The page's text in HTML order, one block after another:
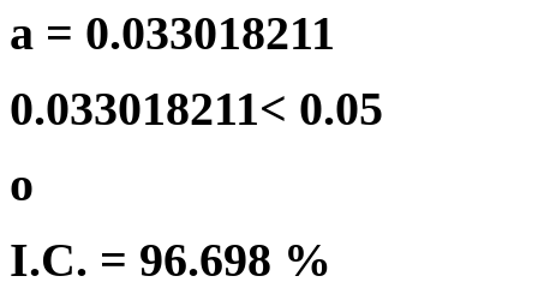
a = 0.033018211
0.033018211< 0.05
o
I.C. = 96.698 %